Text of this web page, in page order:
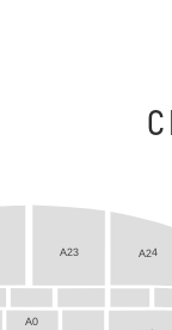
A0
A24
A23